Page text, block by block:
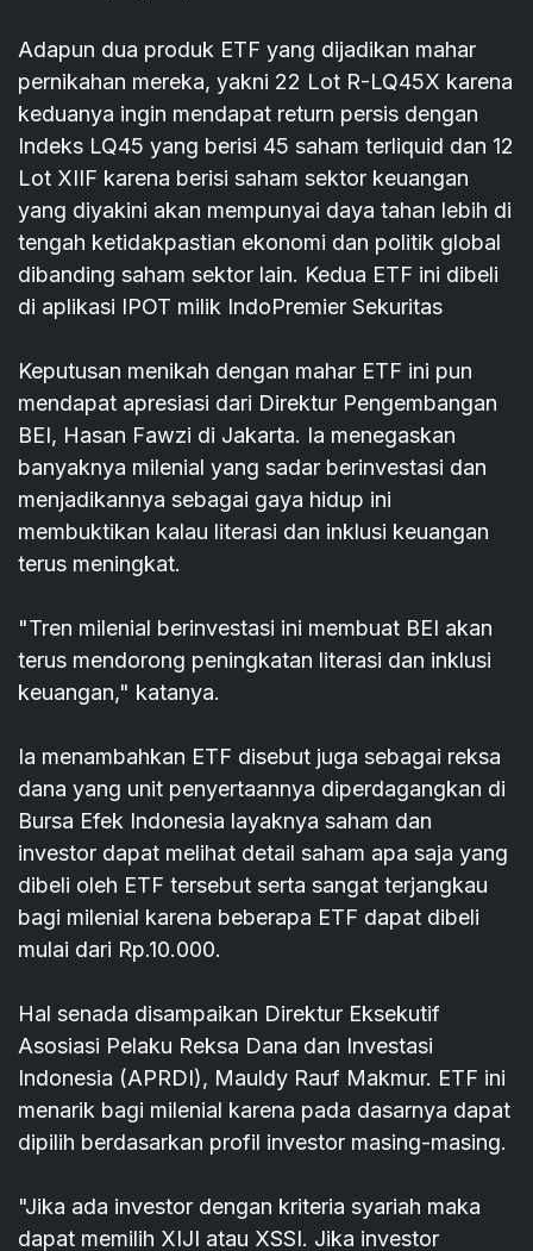
Adapun dua produk ETF yang dijadikan mahar
pernikahan mereka, yakni 22 Lot R-LQ45X karena
keduanya ingin mendapat return persis dengan
Indeks LQ45 yang berisi 45 saham terliquid dan 12
Lot XIIF karena berisi saham sektor keuangan
yang diyakini akan mempunyai daya tahan lebih di
tengah ketidakpastian ekonomi dan politik global
dibanding saham sektor lain. Kedua ETF ini dibeli
di aplikasi IPOT milik IndoPremier Sekuritas
Keputusan menikah dengan mahar ETF ini pun
mendapat apresiasi dari Direktur Pengembangan
BEI, Hasan Fawzi di Jakarta. Ia menegaskan
banyaknya milenial yang sadar berinvestasi dan
menjadikannya sebagai gaya hidup ini
membuktikan kalau literasi dan inklusi keuangan
terus meningkat.
"Tren milenial berinvestasi ini membuat BEI akan
terus mendorong peningkatan literasi dan inklusi
keuangan," katanya.
Ia menambahkan ETF disebut juga sebagai reksa
dana yang unit penyertaannya diperdagangkan di
Bursa Efek Indonesia layaknya saham dan
investor dapat melihat detail saham apa saja yang
dibeli oleh ETF tersebut serta sangat terjangkau
bagi milenial karena beberapa ETF dapat dibeli
mulai dari Rp.10.000.
Hal senada disampaikan Direktur Eksekutif
Asosiasi Pelaku Reksa Dana dan Investasi
Indonesia (APRDI), Mauldy Rauf Makmur. ETF ini
menarik bagi milenial karena pada dasarnya dapat
dipilih berdasarkan profil investor masing-masing.
"Jika ada investor dengan kriteria syariah maka
dapat memilih XIJI atau XSSI. Jika investor